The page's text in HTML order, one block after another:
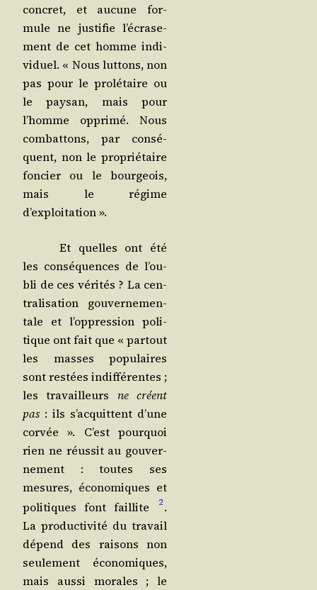
concret, et aucune for­
mule ne jus­ti­fie l’é­cra­se­
ment de cet homme indi­
vi­duel. « Nous lut­tons, non
pas pour le pro­lé­taire ou
le pay­san, mais pour
l’homme oppri­mé. Nous
com­bat­tons, par consé­
quent, non le pro­prié­taire
fon­cier ou le bour­geois,
mais le régime
d’exploitation ».
Et quelles ont été
les consé­quences de l’ou­
bli de ces véri­tés ? La cen­
tra­li­sa­tion gou­ver­ne­men­
tale et l’op­pres­sion poli­
tique ont fait que « par­tout
les masses popu­laires
sont res­tées indif­fé­rentes ;
les tra­vailleurs ne créent
pas : ils s’ac­quittent d’une
cor­vée ». C’est pour­quoi
rien ne réus­sit au gou­ver­
ne­ment : toutes ses
mesures, éco­no­miques et
poli­tiques font faillite
2.
La pro­duc­ti­vi­té du tra­vail
dépend des rai­sons non
seule­ment éco­no­miques,
mais aus­si morales ; le